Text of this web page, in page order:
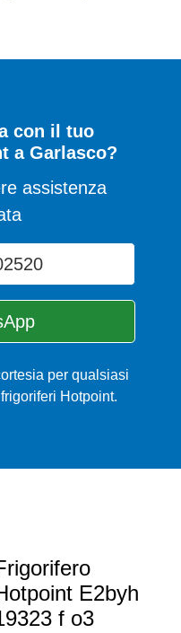
con il tuo
a Garlasco?
assistenza
per qualsiasi
Hotpoint.
E2byh
f o3